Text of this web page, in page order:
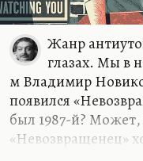
Жанр
глазах. Мы в
м Владимир
появился
был 1987-й?
«Невозвращенец»